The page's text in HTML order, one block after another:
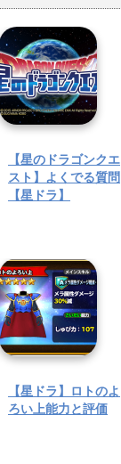
【星のドラゴンクエ
スト】よくでる質問
【星ドラ】
【星ドラ】ロトのよ
ろい上能力と評価